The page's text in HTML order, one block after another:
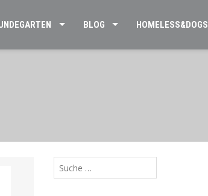
BLOG HOMELESS&DOGS
Suche
nach: